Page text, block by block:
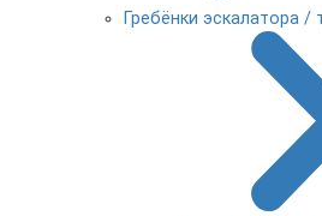
Гребёнки эскалатора /